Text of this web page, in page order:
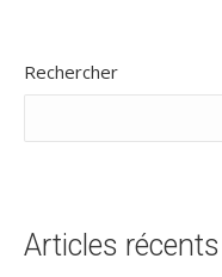
Rechercher
Articles récents